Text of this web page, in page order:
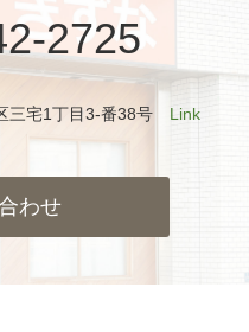
2725
三宅1丁目3-番38号 Link
わせ